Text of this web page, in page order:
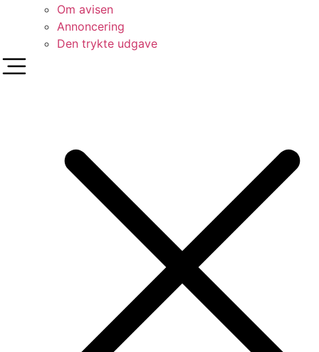
Om avisen
Annoncering
Den trykte udgave